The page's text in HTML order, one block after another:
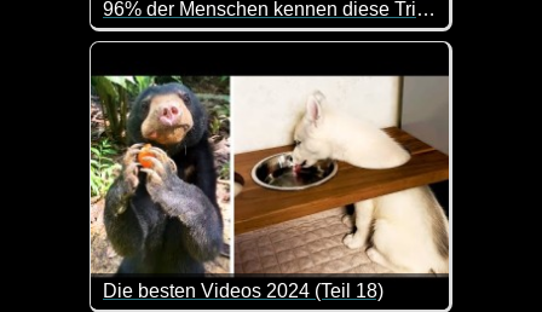
96% der Menschen kennen diese Tricks NICHT
Man lernt wirklich nie aus und kann immer wieder
Die besten Videos 2024 (Teil 18)